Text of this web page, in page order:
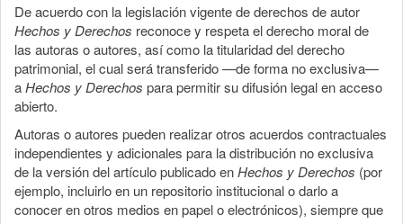
De acuerdo con la legislación vigente de derechos de autor
Hechos y Derechos reconoce y respeta el derecho moral de
las autoras o autores, así como la titularidad del derecho
patrimonial, el cual será transferido —de forma no exclusiva—
aHechos y Derechos para permitir su difusión legal en acceso
abierto.
Autoras o autores pueden realizar otros acuerdos contractuales
independientes y adicionales para la distribución no exclusiva
de la versión del artículo publicado enHechos y Derechos (por
ejemplo, incluirlo en un repositorio institucional o darlo a
conocer en otros medios en papel o electrónicos), siempre que